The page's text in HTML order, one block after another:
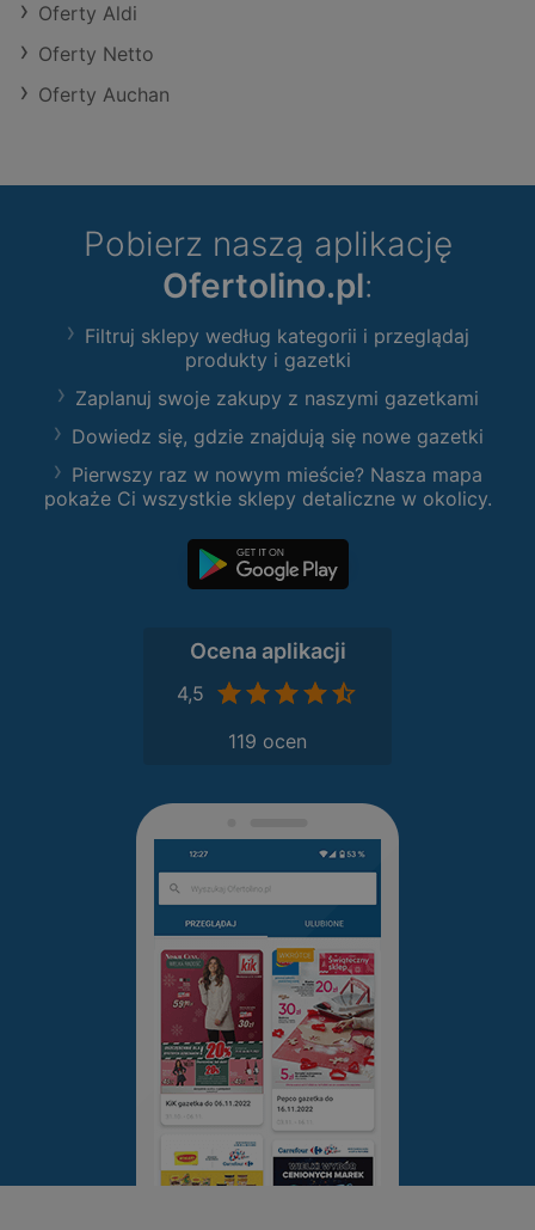
Oferty Aldi
Oferty Netto
Oferty Auchan
Pobierz naszą aplikację
Ofertolino.pl:
Filtruj sklepy według kategorii i przeglądaj
produkty i gazetki
Zaplanuj swoje zakupy z naszymi gazetkami
Dowiedz się, gdzie znajdują się nowe gazetki
Pierwszy raz w nowym mieście? Nasza mapa
pokaże Ci wszystkie sklepy detaliczne w okolicy.
Ocena aplikacji
4,5
119 ocen